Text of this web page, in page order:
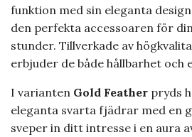
funktion med sin eleganta
den perfekta accessoaren för
stunder. Tillverkade av
erbjuder de både hållbarhet och
I varianten Gold Feather pryds
eleganta svarta fjädrar med en
sveper in ditt intresse i en aura